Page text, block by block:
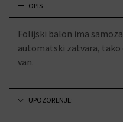
OPIS
Folijski balon ima
automatski zatvara, tako
van.
UPOZORENJE: